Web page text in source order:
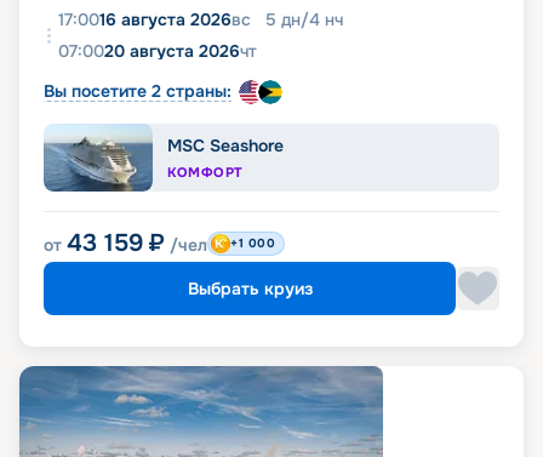
17:0016 августа 2026вс 5 дн/4 нч
07:0020 августа 2026чт
Вы посетите 2 страны:
MSC Seashore
КОМФОРТ
от 43 159 ₽ /чел +1 000
Выбрать круиз